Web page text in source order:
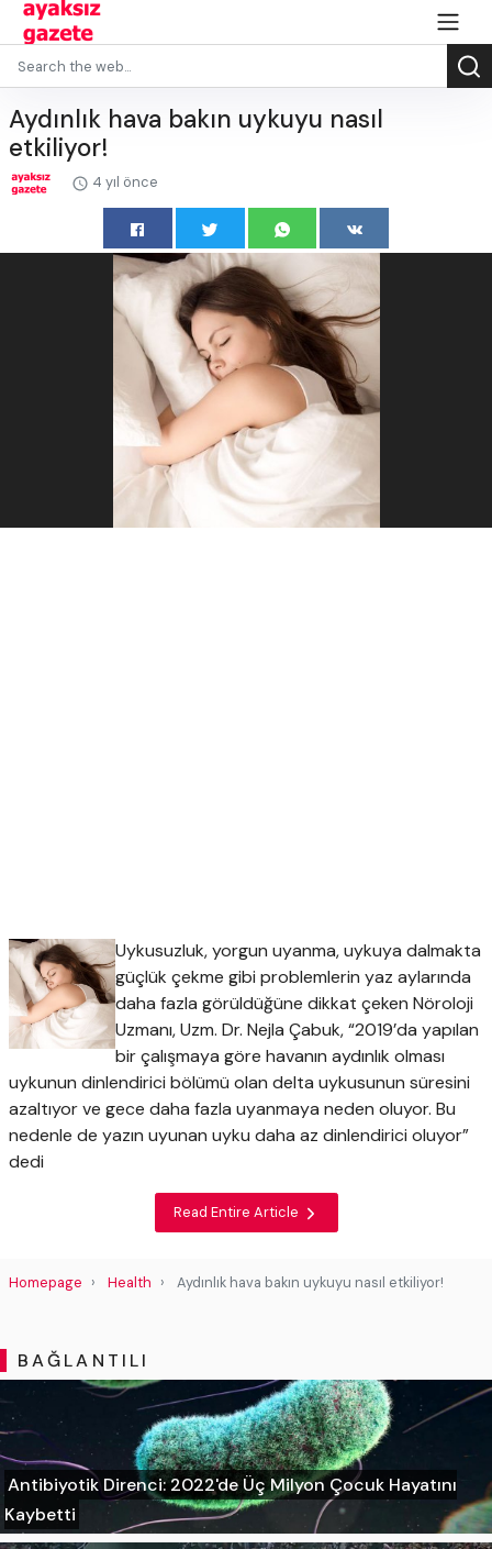
Aydınlık hava bakın uykuyu nasıl
etkiliyor!
4 yıl önce
Uykusuzluk, yorgun uyanma, uykuya dalmakta
güçlük çekme gibi problemlerin yaz aylarında
daha fazla görüldüğüne dikkat çeken Nöroloji
Uzmanı, Uzm. Dr. Nejla Çabuk, “2019’da yapılan
bir çalışmaya göre havanın aydınlık olması
uykunun dinlendirici bölümü olan delta uykusunun süresini
azaltıyor ve gece daha fazla uyanmaya neden oluyor. Bu
nedenle de yazın uyunan uyku daha az dinlendirici oluyor”
dedi
Read Entire Article
Homepage Health Aydınlık hava bakın uykuyu nasıl etkiliyor!
BAĞLANTILI
Antibiyotik Direnci: 2022'de Üç Milyon Çocuk Hayatını
Kaybetti